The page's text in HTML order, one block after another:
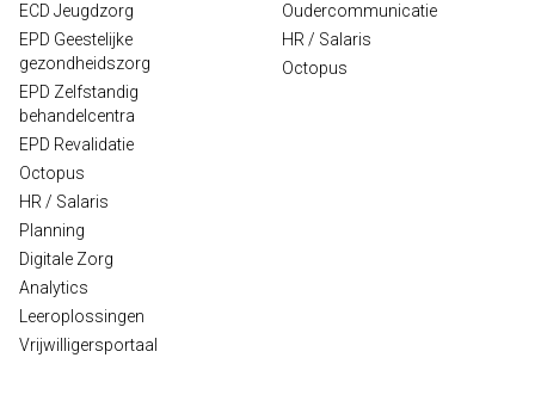
ECD Jeugdzorg
EPD Geestelijke
gezondheidszorg
EPD Zelfstandig
behandelcentra
EPD Revalidatie
Octopus
HR / Salaris
Planning
Digitale Zorg
Analytics
Leeroplossingen
Vrijwilligersportaal
Oudercommunicatie
HR / Salaris
Octopus